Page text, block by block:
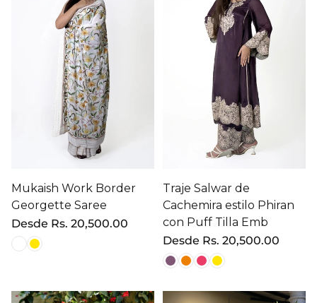
Mukaish Work Border
Georgette Saree
Precio
regular
Desde Rs. 20,500.00
Traje Salwar de
Cachemira estilo Phiran
con Puff Tilla Emb
Precio
regular
Desde Rs. 20,500.00